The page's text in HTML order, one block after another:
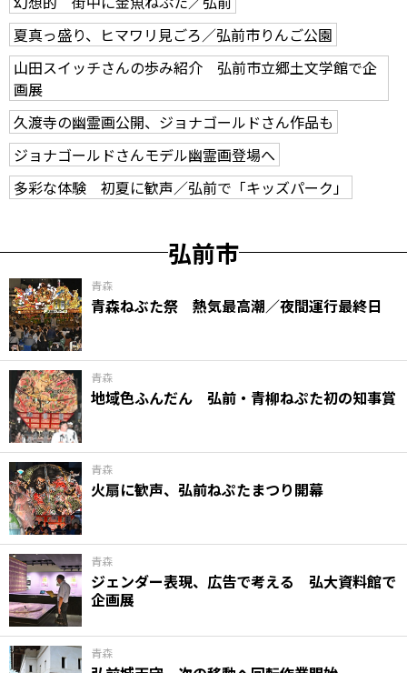
夏真っ盛り、ヒマワリ見ごろ／弘前市りんご公園
山田スイッチさんの歩み紹介 弘前市立郷土文学館で企
画展
久渡寺の幽霊画公開、ジョナゴールドさん作品も
ジョナゴールドさんモデル幽霊画登場へ
多彩な体験 初夏に歓声／弘前で「キッズパーク」
弘前市
青森
青森ねぶた祭 熱気最高潮／夜間運行最終日
青森
地域色ふんだん 弘前・青柳ねぷた初の知事賞
青森
火扇に歓声、弘前ねぷたまつり開幕
青森
ジェンダー表現、広告で考える 弘大資料館で
企画展
青森